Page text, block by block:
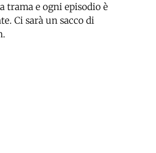
trama e ogni episodio è
Ci sarà un sacco di